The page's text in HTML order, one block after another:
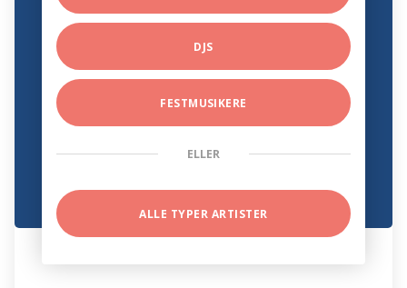
DJS
FESTMUSIKERE
ELLER
ALLE TYPER ARTISTER